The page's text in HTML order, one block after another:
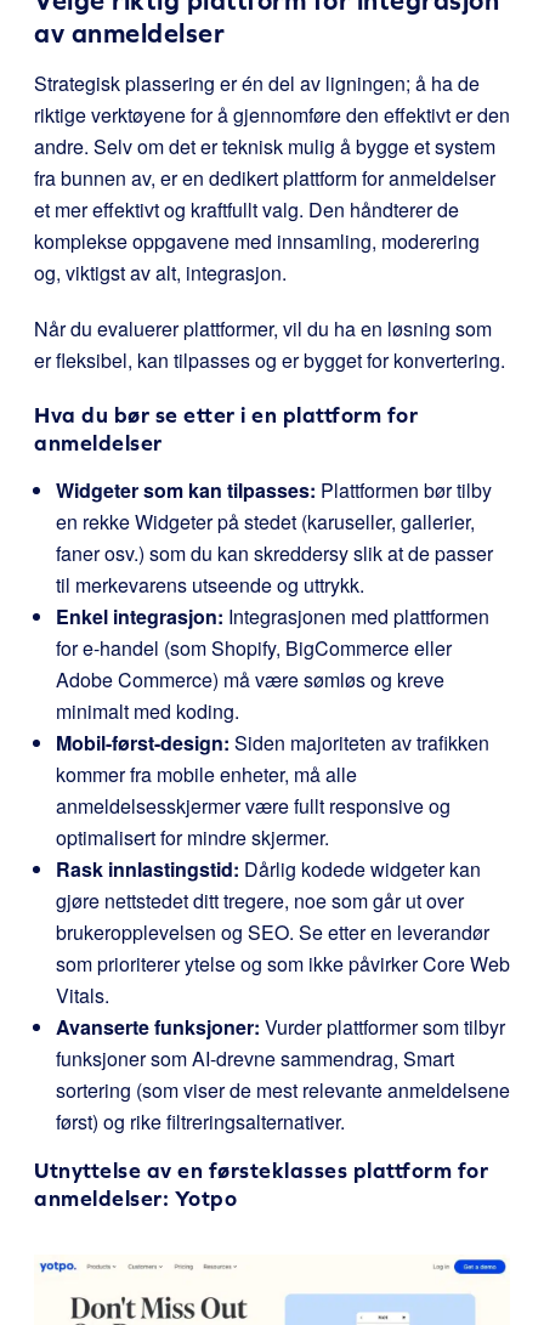
av anmeldelser
Strategisk plassering er én del av ligningen; å ha de
riktige verktøyene for å gjennomføre den effektivt er den
andre. Selv om det er teknisk mulig å bygge et system
fra bunnen av, er en dedikert plattform for anmeldelser
et mer effektivt og kraftfullt valg. Den håndterer de
komplekse oppgavene med innsamling, moderering
og, viktigst av alt, integrasjon.
Når du evaluerer plattformer, vil du ha en løsning som
er fleksibel, kan tilpasses og er bygget for konvertering.
Hva du bør se etter i en plattform for
anmeldelser
Widgeter som kan tilpasses: Plattformen bør tilby
en rekke Widgeter på stedet (karuseller, gallerier,
faner osv.) som du kan skreddersy slik at de passer
til merkevarens utseende og uttrykk.
Enkel integrasjon: Integrasjonen med plattformen
for e-handel (som Shopify, BigCommerce eller
Adobe Commerce) må være sømløs og kreve
minimalt med koding.
Mobil-først-design: Siden majoriteten av trafikken
kommer fra mobile enheter, må alle
anmeldelsesskjermer være fullt responsive og
optimalisert for mindre skjermer.
Rask innlastingstid: Dårlig kodede widgeter kan
gjøre nettstedet ditt tregere, noe som går ut over
brukeropplevelsen og SEO. Se etter en leverandør
som prioriterer ytelse og som ikke påvirker Core Web
Vitals.
Avanserte funksjoner: Vurder plattformer som tilbyr
funksjoner som AI-drevne sammendrag, Smart
sortering (som viser de mest relevante anmeldelsene
først) og rike filtreringsalternativer.
Utnyttelse av en førsteklasses plattform for
anmeldelser: Yotpo